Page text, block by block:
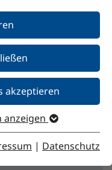
akzeptieren
| Datenschutz
85